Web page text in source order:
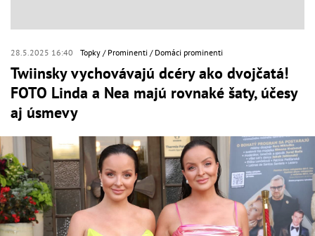
28.5.2025 16:40 Topky Prominenti Domáci prominenti
Twiinsky vychovávajú dcéry ako dvojčatá!
FOTO Linda a Nea majú rovnaké šaty, účesy
aj úsmevy